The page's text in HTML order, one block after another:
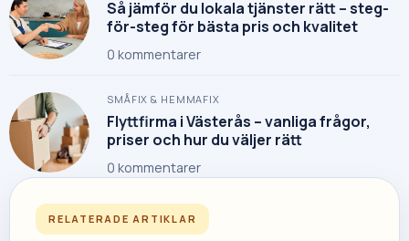
RELATERADE ARTIKLAR
Så jämför du lokala tjänster rätt – steg-
för-steg för bästa pris och kvalitet
0 kommentarer
SMÅFIX & HEMMAFIX
Flyttfirma i Västerås – vanliga frågor,
priser och hur du väljer rätt
0 kommentarer